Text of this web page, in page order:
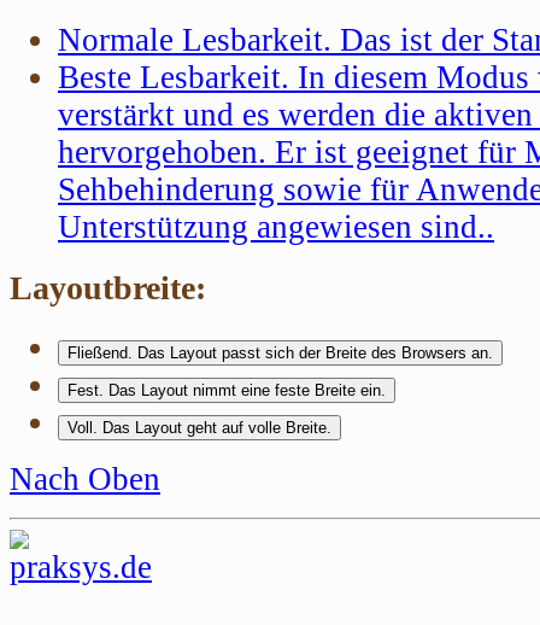
Normale Lesbarkeit. Das ist der
Beste Lesbarkeit. In diesem
verstärkt und es werden die
hervorgehoben. Er ist geeignet für
Sehbehinderung sowie für
Unterstützung angewiesen sind..
Layoutbreite:
Fließend. Das Layout passt sich der Breite des Browsers an.
Fest. Das Layout nimmt eine feste Breite ein.
Voll . Das Layout geht auf volle Breite.
Nach Oben